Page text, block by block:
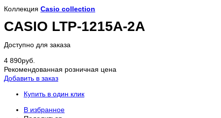
Коллекция Casio collection
CASIO LTP-1215A-2A
Доступно для заказа
4 890руб.
Рекомендованная розничная цена
Добавить в заказ
Купить в один клик
В избранное